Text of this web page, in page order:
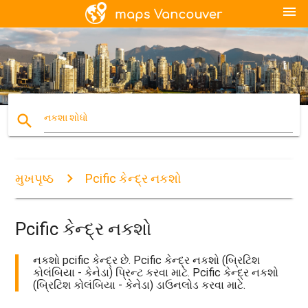
menu
search નકશા શોધો
મુખપૃષ્ઠ Pcific કેન્દ્ર નકશો
Pcific કેન્દ્ર નકશો
નકશો pcific કેન્દ્ર છે. Pcific કેન્દ્ર નકશો (બ્રિટિશ
કોલંબિયા - કેનેડા) પ્રિન્ટ કરવા માટે. Pcific કેન્દ્ર નકશો
(બ્રિટિશ કોલંબિયા - કેનેડા) ડાઉનલોડ કરવા માટે.